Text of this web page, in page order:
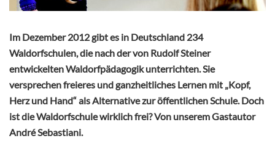
Im Dezember 2012 gibt es in Deutschland 234
Waldorfschulen, die nach der von Rudolf Steiner
entwickelten Waldorfpädagogik unterrichten. Sie
versprechen freieres und ganzheitliches Lernen mit „Kopf,
Herz und Hand“ als Alternative zur öffentlichen Schule. Doch
ist die Waldorfschule wirklich frei? Von unserem Gastautor
André Sebastiani.